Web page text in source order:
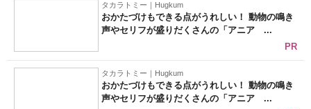
タカラトミー｜Hugkum
おかたづけもできる点がうれしい！ 動物の鳴き
声やセリフが盛りだくさんの「アニア ...
PR
タカラトミー｜Hugkum
おかたづけもできる点がうれしい！ 動物の鳴き
声やセリフが盛りだくさんの「アニア ...